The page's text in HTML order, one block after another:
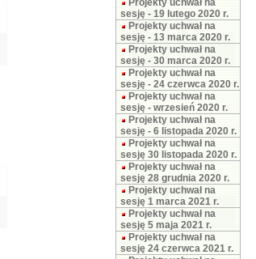
Projekty uchwał na
sesję - 19 lutego 2020 r.
Projekty uchwał na
sesję - 13 marca 2020 r.
Projekty uchwał na
sesję - 30 marca 2020 r.
Projekty uchwał na
sesję - 24 czerwca 2020 r.
Projekty uchwał na
sesję - wrzesień 2020 r.
Projekty uchwał na
sesję - 6 listopada 2020 r.
Projekty uchwał na
sesję 30 listopada 2020 r.
Projekty uchwał na
sesję 28 grudnia 2020 r.
Projekty uchwał na
sesję 1 marca 2021 r.
Projekty uchwał na
sesję 5 maja 2021 r.
Projekty uchwał na
sesję 24 czerwca 2021 r.